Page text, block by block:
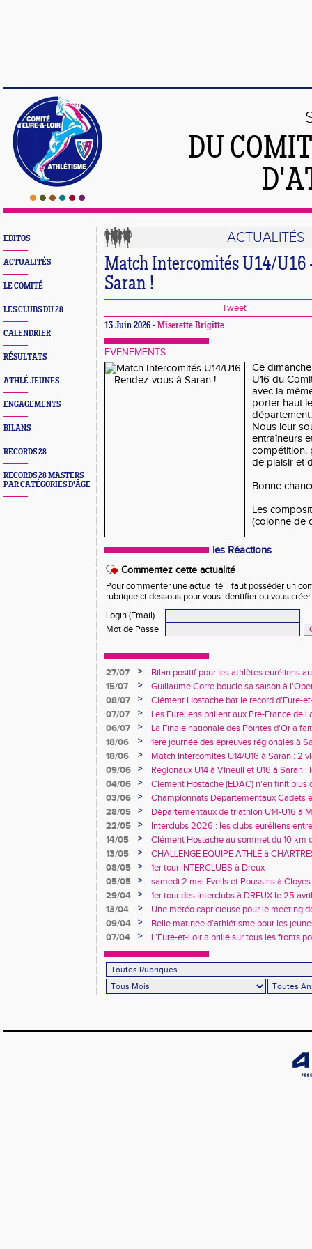
DU
EDITOS
ACTUALITÉS
LE COMITÉ
LES CLUBS DU 28
CALENDRIER
RÉSULTATS
ATHLÉ JEUNES
ENGAGEMENTS
BILANS
RECORDS 28
RECORDS 28 MASTERS
PAR CATÉGORIES D'ÂGE
ACTUALITÉS
Match Intercomités U14/U16
Saran !
Tweet
13 Juin 2026 - Miserette Brigitte
EVENEMENTS
Ce
U16 du
avec la
porter haut
département.
Nous leur
entraîneurs
compétition,
de plaisir et
Bonne
Les
(colonne de
les Réactions
Commentez cette actualité
Pour commenter une actualité il faut posséder un
rubrique ci-dessous pour vous identifier ou vous
Login (Email)
:
Mot de Passe :
27/07 >
Bilan positif pour les athlètes euréliens
France de Charléty et d'Albi
15/07 >
Guillaume Corre boucle sa saison à
08/07
>
Clément Hostache bat le record d'Eure-
07/07
>
Les Euréliens brillent aux Pré-France de
06/07
>
La Finale nationale des Pointes d'Or a
de Dreux
18/06 >
1ere journée des épreuves régionales à
18/06
>
Match Intercomités U14/U16 à Saran : 2
féminines
09/06 >
Régionaux U14 à Vineuil et U16 à Saran :
rendez-vous !
04/06 >
Clément Hostache (EDAC) n'en finit plus
03/06
>
Championnats Départementaux Cadets
performances à Chartres
28/05 >
Départementaux de triathlon U14-U16 à
au rendez-vous… tout comme les records
22/05 >
Interclubs 2026 : les clubs euréliens
relégation
14/05 >
Clément Hostache au sommet du 10 km
junior
13/05 >
CHALLENGE EQUIPE ATHLÉ à
08/05
>
1er tour INTERCLUBS à Dreux
05/05
>
samedi 2 mai Eveils et Poussins à Cloyes
29/04
>
1er tour des Interclubs à DREUX le 25
13/04
>
Une météo capricieuse pour le meeting
Rotrou
09/04 >
Belle matinée d’athlétisme pour les
07/04
> L’Eure-et-Loir a brillé sur tous les fronts